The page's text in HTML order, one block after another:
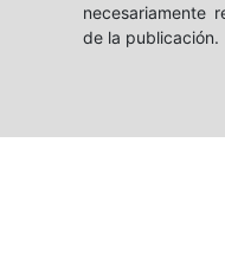
necesariamente
de la publicación.